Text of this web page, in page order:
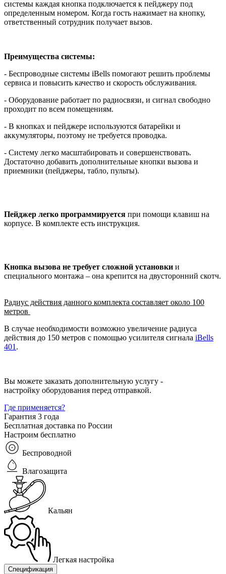
системы каждая кнопка подключается к пейджеру под
определенным номером. Когда гость нажимает на кнопку,
ответственный сотрудник получает вызов.
Преимущества системы:
- Беспроводные системы iBells помогают решить проблемы
сервиса и повысить качество и скорость обслуживания.
- Оборудование работает по радиосвязи, и сигнал свободно
проходит по всем помещениям.
- В кнопках и пейджере используются батарейки и
аккумуляторы, поэтому не требуется проводка.
- Систему легко масштабировать и совершенствовать.
Достаточно добавить дополнительные кнопки вызова и
приемники (пейджеры, табло, пульты).
Пейджер легко программируется при помощи клавиш на
корпусе. В комплекте есть инструкция.
Кнопка вызова не требует сложной установки и
специального монтажа – она крепится на двусторонний скотч.
Радиус действия данного комплекта составляет около 100
метров
В случае необходимости возможно увеличение радиуса
действия до 150 метров с помощью усилителя сигнала iBells
401 .
Вы можете заказать дополнительную услугу -
настройку оборудования перед отправкой.
Где применяется?
Гарантия 3 года
Бесплатная доставка по России
Настроим бесплатно
Беспроводной
Влагозащита
Кальян
Легкая настройка
Спецификация